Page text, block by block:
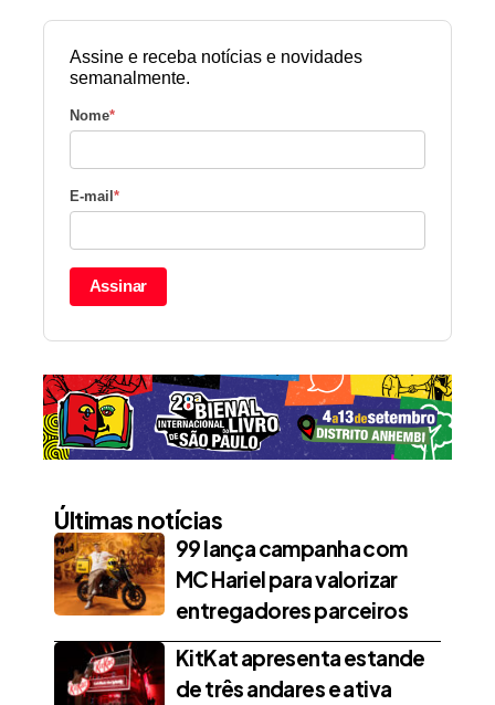
Assine e receba notícias e novidades
semanalmente.
Nome*
E-mail*
Assinar
Últimas notícias
99 lança campanha com
MC Hariel para valorizar
entregadores parceiros
KitKat apresenta estande
de três andares e ativa